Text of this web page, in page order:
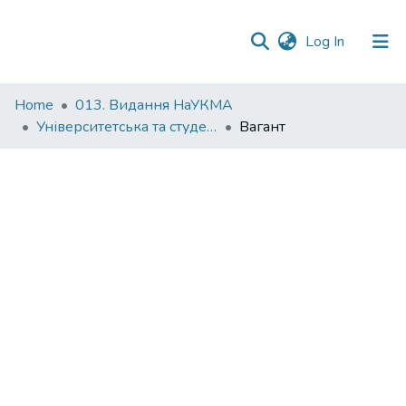
Log In (current)
Communities
&
Home
013. Видання НаУКМА
Університетська та студентська періодика
Вагант